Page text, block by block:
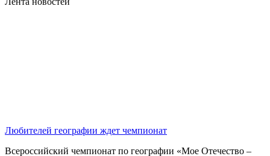
Любителей географии ждет чемпионат
Всероссийский чемпионат по географии «Мое Отечество –